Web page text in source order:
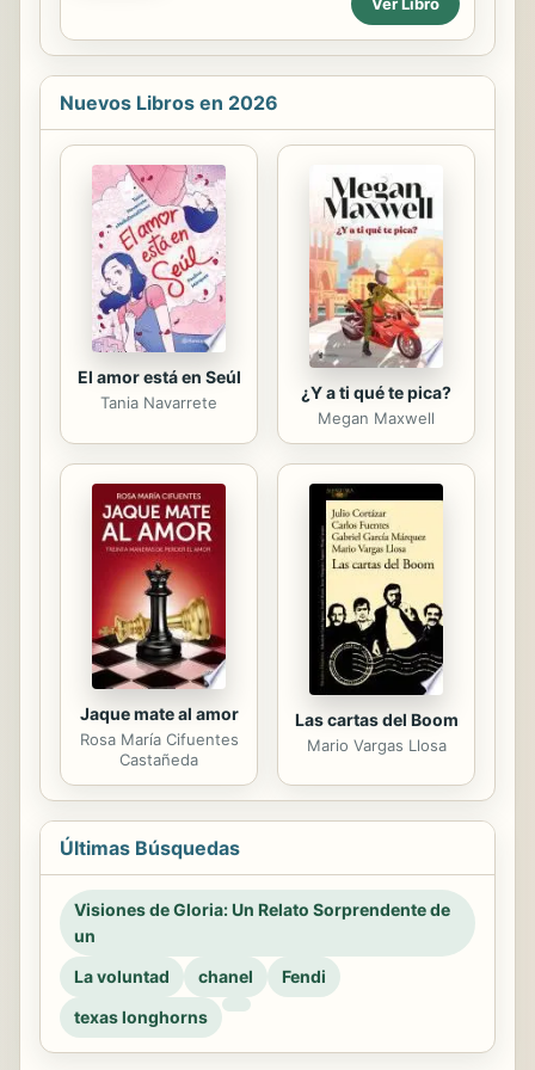
que está mal? - ¿Cuál es el mejor
método ...
en el futuro. O ya libraste la
tormenta: oficialmente te separaste,
y ahora todo es distinto. Antes
padre o buena madre cuando vivían
todos juntos. Pero ¿cómo hacer
ahora que todo ha cambiado? Este
libro te ayudará a responder las
preguntas más apremiantes y te dará
herramientas para:• Abordar los
sentimientos difíciles sobre la
separación.• Desarrollar una
relación...
Nuevos Libros en 2026
El amor está en Seúl
Tania Navarrete ¿Y a ti qué te pica?
Megan Maxwell
Jaque mate al amor
Rosa María Cifuentes
Castañeda
Las cartas del Boom
Mario Vargas Llosa
Últimas Búsquedas
Visiones de Gloria: Un Relato Sorprendente de
un
La voluntad
chanel
Fendi
texas longhorns